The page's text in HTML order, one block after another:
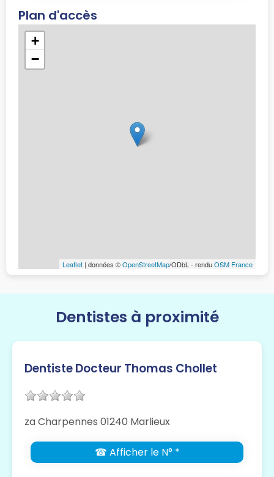
Plan d'accès
+
−
Leaflet | données ©OpenStreetMap/ODbL - renduOSM France
Dentistes à proximité
Dentiste Docteur Thomas Chollet
za Charpennes 01240 Marlieux
☎ Afficher le N° *